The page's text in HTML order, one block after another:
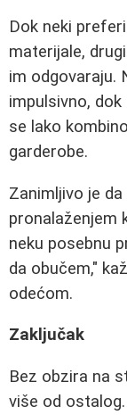
Dok neki
materijale,
im odgovaraju.
impulsivno,
se lako
garderobe.
Zanimljivo je
pronalaženjem
neku posebnu
da obučem,"
odećom.
Zaključak
Bez obzira na
više od